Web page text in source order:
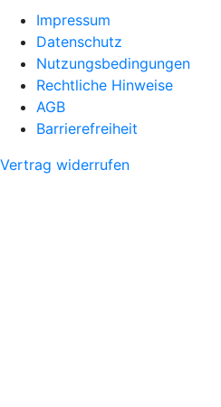
Impressum
Datenschutz
Nutzungsbedingungen
Rechtliche Hinweise
AGB
Barrierefreiheit
Vertrag widerrufen